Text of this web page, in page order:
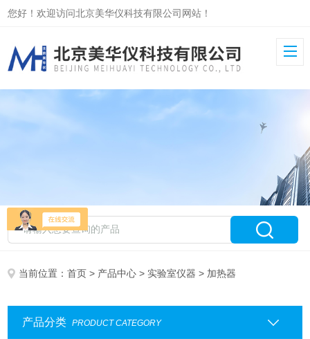
您好！欢迎访问北京美华仪科技有限公司网站！
当前位置：首页 > 产品中心 > 实验室仪器 > 加热器
产品分类 PRODUCT CATEGORY